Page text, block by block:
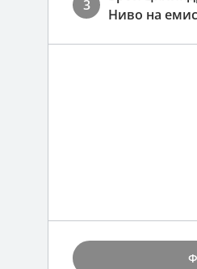
3
Ниво на